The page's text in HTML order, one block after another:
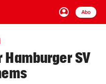
account_circle
Anmelden
Abo
close Schließen
SV